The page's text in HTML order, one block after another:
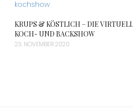
KRUPS & KÖSTLICH – DIE
KOCH- UND BACKSHOW
23. NOVEMBER 2020